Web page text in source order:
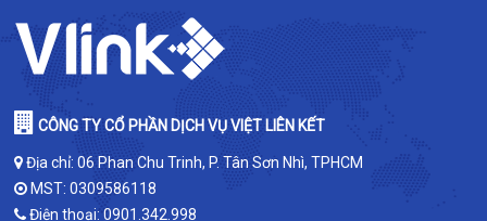
CÔNG TY CỔ PHẦN DỊCH VỤ VIỆT LIÊN KẾT
Địa chỉ: 06 Phan Chu Trinh, P. Tân Sơn Nhì, TPHCM
MST: 0309586118
Điện thoại:0901.342.998